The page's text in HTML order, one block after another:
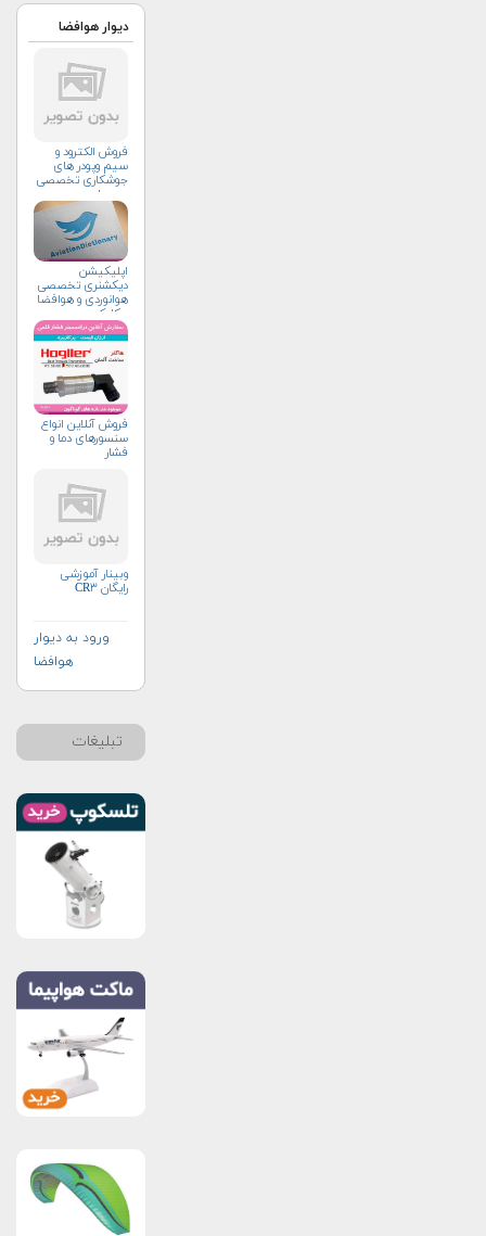
دیوار هوافضا
فروش الکترود و
سیم وپودر های
جوشکاری تخصصی
ومعمولی
اپلیکیشن
دیکشنری تخصصی
هوانوردی و هوافضا
چکاوک
فروش آنلاین انواع
سنسورهای دما و
فشار
وبینار آموزشی
رایگان CR۳
ورود به دیوار
هوافضا
تبلیغات